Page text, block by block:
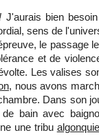
J'aurais bien
sens de
le passage
et de
Les valises
, nous avons
Dans son
de bain avec
une tribu